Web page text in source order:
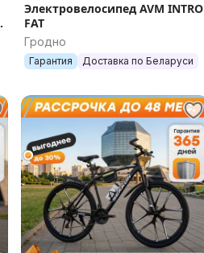
Электровелосипед AVM INTRO
FAT
Гродно
Гарантия Доставка по Беларуси